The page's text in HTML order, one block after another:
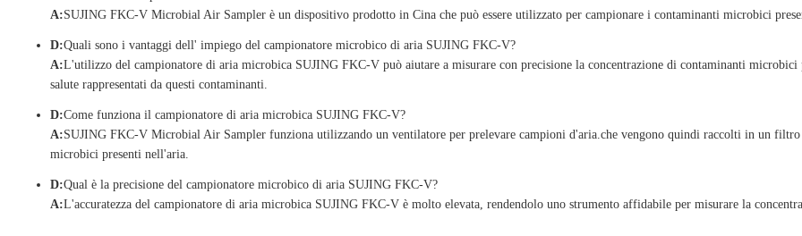
A:SUJING FKC-V Microbial Air Sampler è un dispositivo prodotto in Cina che può essere utilizzato per campionare i contaminanti microbici
D:Quali sono i vantaggi dell' impiego del campionatore microbico di aria SUJING FKC-V?
A:L'utilizzo del campionatore di aria microbica SUJING FKC-V può aiutare a misurare con precisione la concentrazione di contaminanti
salute rappresentati da questi contaminanti.
D:Come funziona il campionatore di aria microbica SUJING FKC-V?
A:SUJING FKC-V Microbial Air Sampler funziona utilizzando un ventilatore per prelevare campioni d'aria.che vengono quindi raccolti in un
microbici presenti nell'aria.
D:Qual è la precisione del campionatore microbico di aria SUJING FKC-V?
A:L'accuratezza del campionatore di aria microbica SUJING FKC-V è molto elevata, rendendolo uno strumento affidabile per misurare la